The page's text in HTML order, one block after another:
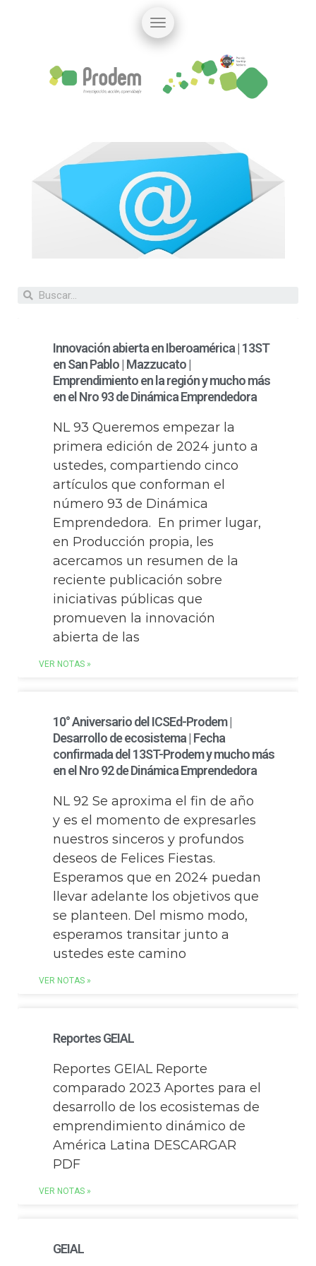
Innovación abierta en Iberoamérica | 13ST
en San Pablo | Mazzucato |
Emprendimiento en la región y mucho más
en el Nro 93 de Dinámica Emprendedora
NL 93 Queremos empezar la
primera edición de 2024 junto a
ustedes, compartiendo cinco
artículos que conforman el
número 93 de Dinámica
Emprendedora. En primer lugar,
en Producción propia, les
acercamos un resumen de la
reciente publicación sobre
iniciativas públicas que
promueven la innovación
abierta de las
VER NOTAS »
10° Aniversario del ICSEd-Prodem |
Desarrollo de ecosistema | Fecha
confirmada del 13ST-Prodem y mucho más
en el Nro 92 de Dinámica Emprendedora
NL 92 Se aproxima el fin de año
y es el momento de expresarles
nuestros sinceros y profundos
deseos de Felices Fiestas.
Esperamos que en 2024 puedan
llevar adelante los objetivos que
se planteen. Del mismo modo,
esperamos transitar junto a
ustedes este camino
VER NOTAS »
Reportes GEIAL
Reportes GEIAL Reporte
comparado 2023 Aportes para el
desarrollo de los ecosistemas de
emprendimiento dinámico de
América Latina DESCARGAR
PDF
VER NOTAS »
GEIAL